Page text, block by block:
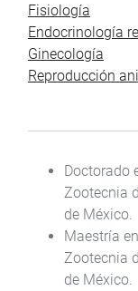
Fisiología
Endocrinología
Ginecología
Reproducción
Doctorado
Zootecnia
de México.
Maestría
Zootecnia
de México.